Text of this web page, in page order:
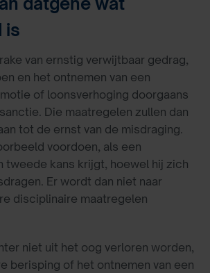
is
van ernstig verwijtbaar gedrag,
en het ontnemen van een
of loonsverhoging doorgaans
Die maatregelen zullen dan
tot de ernst van de misdraging.
voordoen, als een
tweede kans krijgt, hoewel hij zich
Er wordt dan niet naar
disciplinaire maatregelen
niet uit het oog verloren worden,
berisping of het ontnemen van een